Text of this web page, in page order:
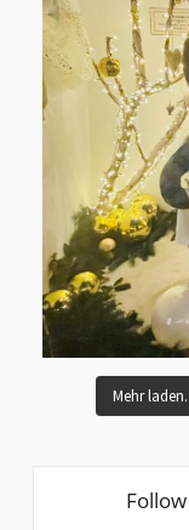
Mehr